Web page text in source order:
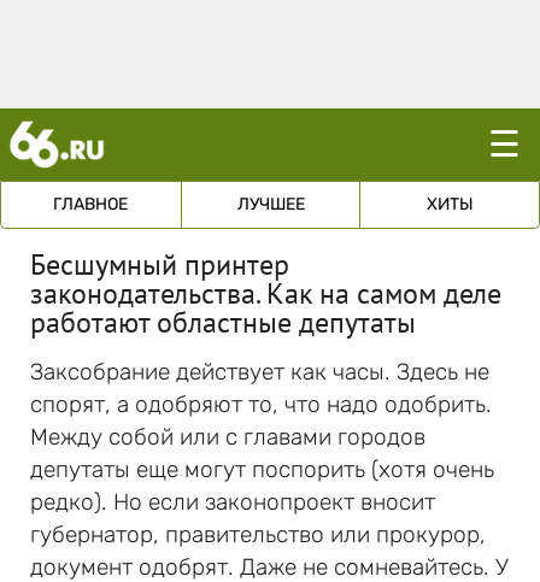
☰
ГЛАВНОЕ ЛУЧШЕЕ ХИТЫ
Бесшумный принтер
законодательства. Как на самом деле
работают областные депутаты
Заксобрание действует как часы. Здесь не
спорят, а одобряют то, что надо одобрить.
Между собой или с главами городов
депутаты еще могут поспорить (хотя очень
редко). Но если законопроект вносит
губернатор, правительство или прокурор,
документ одобрят. Даже не сомневайтесь. У